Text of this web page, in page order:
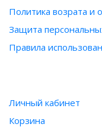
Политика возрата и
Защита
Правила
Личный кабинет
Корзина